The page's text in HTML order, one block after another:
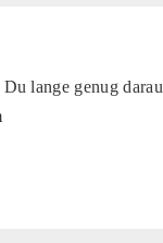
lange genug